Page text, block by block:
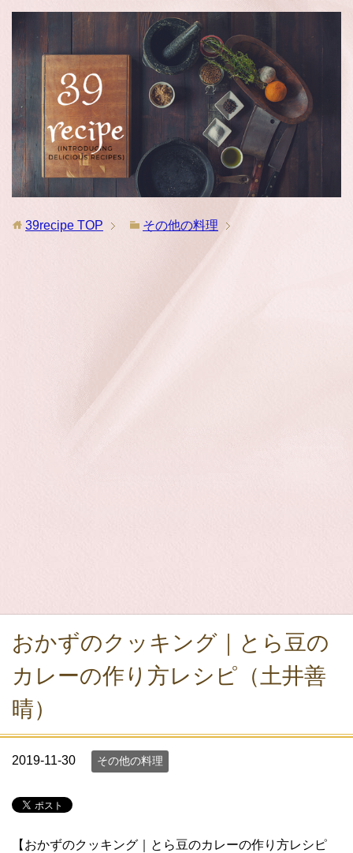
39recipe TOP その他の料理
おかずのクッキング｜とら豆の
カレーの作り方レシピ（土井善
晴）
2019-11-30 その他の料理
【おかずのクッキング｜とら豆のカレーの作り方レシピ